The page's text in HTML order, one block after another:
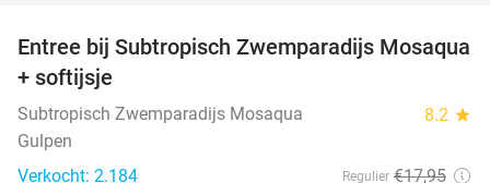
25%
Entree bij Subtropisch Zwemparadijs Mosaqua
+ softijsje
Subtropisch Zwemparadijs Mosaqua 8.2 star
Gulpen
Verkocht: 2.184
Regulier €17,95